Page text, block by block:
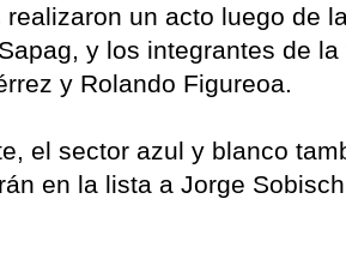
realizaron un acto luego de
y los integrantes de
y Rolando Figureoa.
el sector azul y blanco
en la lista a Jorge